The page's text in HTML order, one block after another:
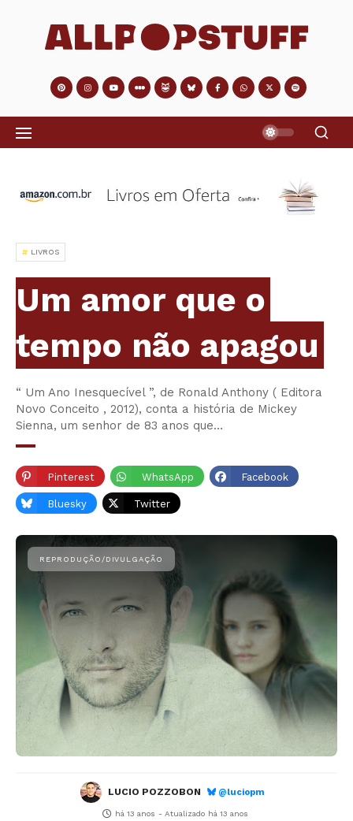
LIVROS
Um amor que o
tempo não apagou
“ Um Ano Inesquecível ”, de Ronald Anthony ( Editora
Novo Conceito , 2012), conta a história de Mickey
Sienna, um senhor de 83 anos que…
Pinterest WhatsApp Facebook
Bluesky Twitter
LUCIO POZZOBON @luciopm
há 13 anos - Atualizado há 13 anos